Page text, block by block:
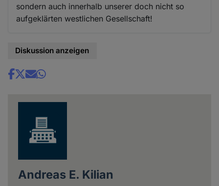
sondern auch innerhalb unserer doch nicht so
aufgeklärten westlichen Gesellschaft!
Diskussion anzeigen
Share
Andreas E. Kilian